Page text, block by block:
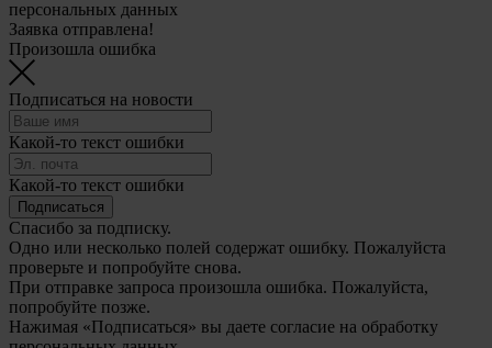
персональных данных
Заявка отправлена!
Произошла ошибка
Подписаться на новости
Какой-то текст ошибки
Какой-то текст ошибки
Подписаться
Спасибо за подписку.
Одно или несколько полей содержат ошибку. Пожалуйста
проверьте и попробуйте снова.
При отправке запроса произошла ошибка. Пожалуйста,
попробуйте позже.
Нажимая «Подписаться» вы даете согласие на обработку